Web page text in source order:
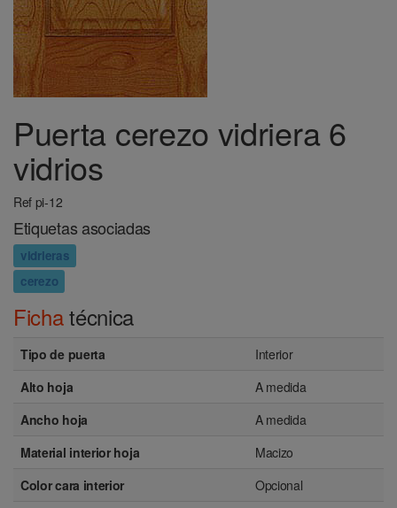
Puerta cerezo vidriera 6
vidrios
Ref pi-12
Etiquetas asociadas
vidrieras
cerezo
Fichatécnica
Tipo de puerta
Interior
Alto hoja
A medida
Ancho hoja
A medida
Material interior hoja
Macizo
Color cara interior
Opcional